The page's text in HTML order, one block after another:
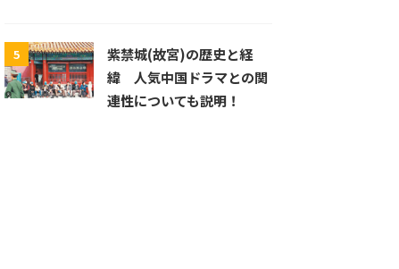
5
紫禁城(故宮)の歴史と経
緯 人気中国ドラマとの関
連性についても説明！